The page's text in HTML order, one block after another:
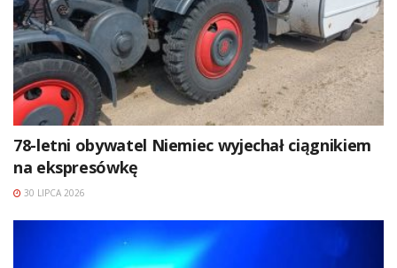
78-letni obywatel Niemiec wyjechał ciągnikiem
na ekspresówkę
30 LIPCA 2026